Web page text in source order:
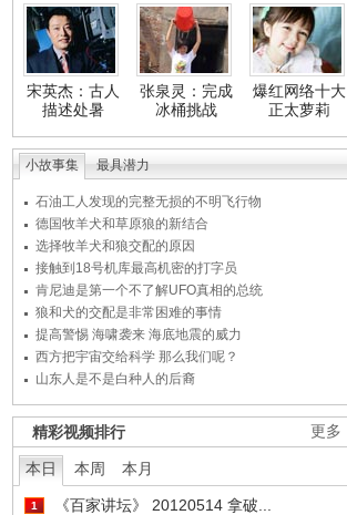
宋英杰：古人
描述处暑
张泉灵：完成
冰桶挑战
爆红网络十大
正太萝莉
小故事集 最具潜力
石油工人发现的完整无损的不明飞行物
德国牧羊犬和草原狼的新结合
选择牧羊犬和狼交配的原因
接触到18号机库最高机密的打字员
肯尼迪是第一个不了解UFO真相的总统
狼和犬的交配是非常困难的事情
提高警惕 海啸袭来 海底地震的威力
西方把宇宙交给科学 那么我们呢？
山东人是不是白种人的后裔
更多
精彩视频排行
本日 本周 本月
1 《百家讲坛》 20120514 拿破...